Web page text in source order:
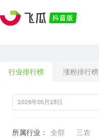
行业排行榜 涨粉排行榜
所属行业： 全部 三农